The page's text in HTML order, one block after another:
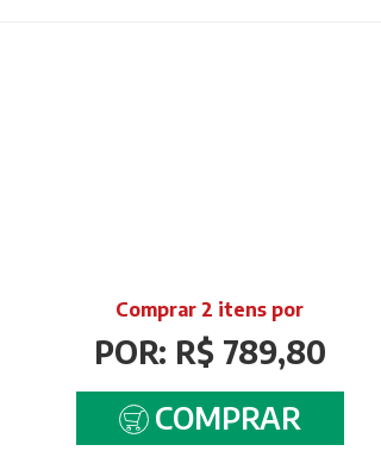
Comprar 2 itens por
POR: R$ 789,80
COMPRAR